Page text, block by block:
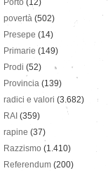
Porto (12)
povertà (502)
Presepe (14)
Primarie (149)
Prodi (52)
Provincia (139)
radici e valori (3.682)
RAI (359)
rapine (37)
Razzismo (1.410)
Referendum (200)